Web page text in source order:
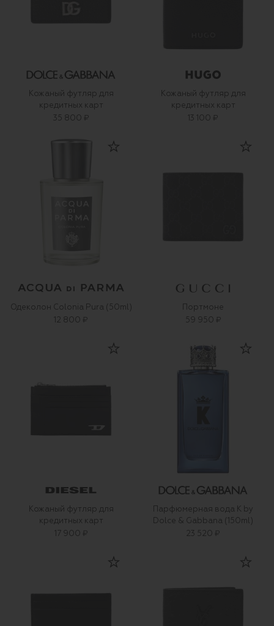
Кожаный футляр для
кредитных карт
35 800 ₽
Кожаный футляр для
кредитных карт
13 100 ₽
Одеколон Colonia Pura (50ml)
12 800 ₽
Портмоне
59 950 ₽
Кожаный футляр для
кредитных карт
17 900 ₽
Парфюмерная вода K by
Dolce & Gabbana (150ml)
23 520 ₽